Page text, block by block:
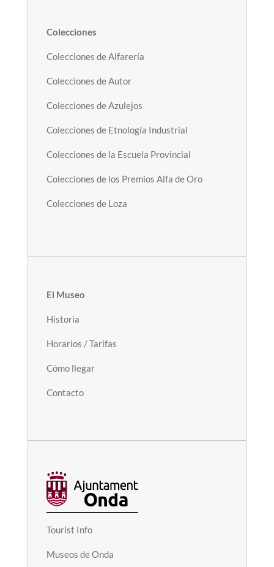
Colecciones
Colecciones de Alfarería
Colecciones de Autor
Colecciones de Azulejos
Colecciones de Etnología Industrial
Colecciones de la Escuela Provincial
Colecciones de los Premios Alfa de Oro
Colecciones de Loza
El Museo
Historia
Horarios / Tarifas
Cómo llegar
Contacto
Tourist Info
Museos de Onda